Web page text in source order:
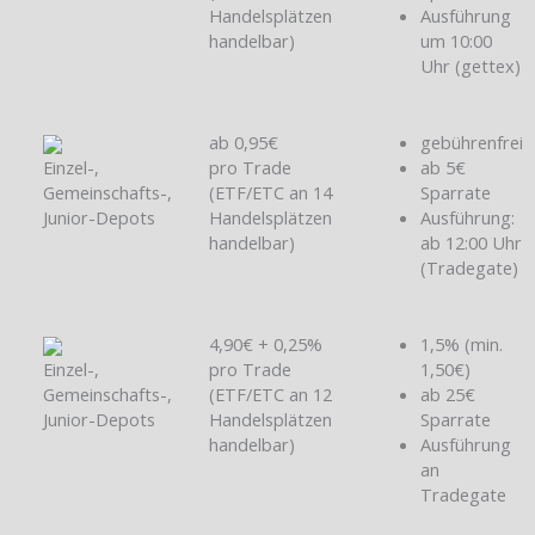
Handelsplätzen
handelbar)
Ausführung
um 10:00
Uhr (gettex)
Einzel-,
Gemeinschafts-,
Junior-Depots
ab 0,95€
pro Trade
(ETF/ETC an 14
Handelsplätzen
handelbar)
gebührenfrei
ab 5€
Sparrate
Ausführung:
ab 12:00 Uhr
(Tradegate)
Einzel-,
Gemeinschafts-,
Junior-Depots
4,90€ + 0,25%
pro Trade
(ETF/ETC an 12
Handelsplätzen
handelbar)
1,5% (min.
1,50€)
ab 25€
Sparrate
Ausführung
an
Tradegate